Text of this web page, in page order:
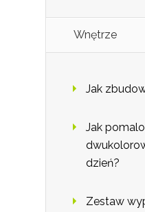
Wnętrze
Jak
Jak
dzień?
Zestaw